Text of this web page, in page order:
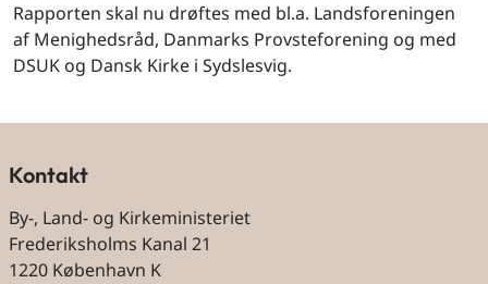
Rapporten skal nu drøftes med bl.a. Landsforeningen
af Menighedsråd, Danmarks Provsteforening og med
DSUK og Dansk Kirke i Sydslesvig.
Kontakt
By-, Land- og Kirkeministeriet
Frederiksholms Kanal 21
1220 København K